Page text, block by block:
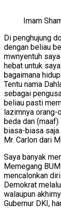
Imam
Di penghujung
dengan beliau
mwnyentuh
hebat untuk
bagaimana hidup.
Tentu nama
sebagai
beliau pasti
lazimnya orang-
beda dan
biasa-biasa
Mr. Carlon dari
Saya banyak
Memegang
mencalonkan
Demokrat
walaupun
Gubernur DKI,